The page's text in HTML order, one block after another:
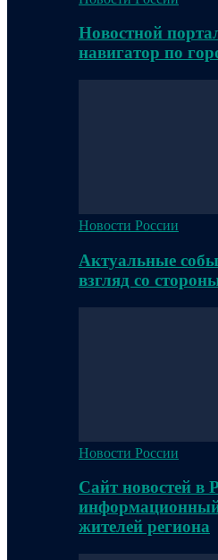
Новостной
навигатор по
Новости России
Актуальные
взгляд со
Новости России
Сайт новостей в
жителей региона